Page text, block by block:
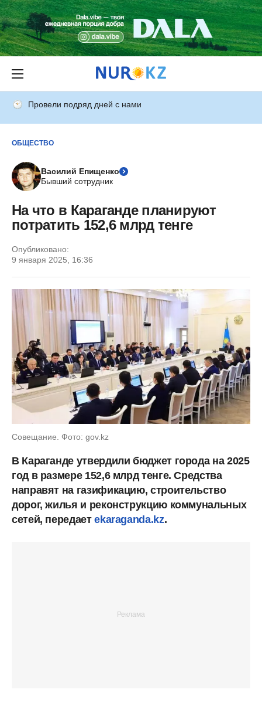
Провели подряд дней с нами
ОБЩЕСТВО
Василий Епищенко
Бывший сотрудник
На что в Караганде планируют
потратить 152,6 млрд тенге
Опубликовано:
9 января 2025, 16:36
Совещание. Фото: gov.kz
В Караганде утвердили бюджет города на 2025
год в размере 152,6 млрд тенге. Средства
направят на газификацию, строительство
дорог, жилья и реконструкцию коммунальных
сетей, передаетekaraganda.kz.